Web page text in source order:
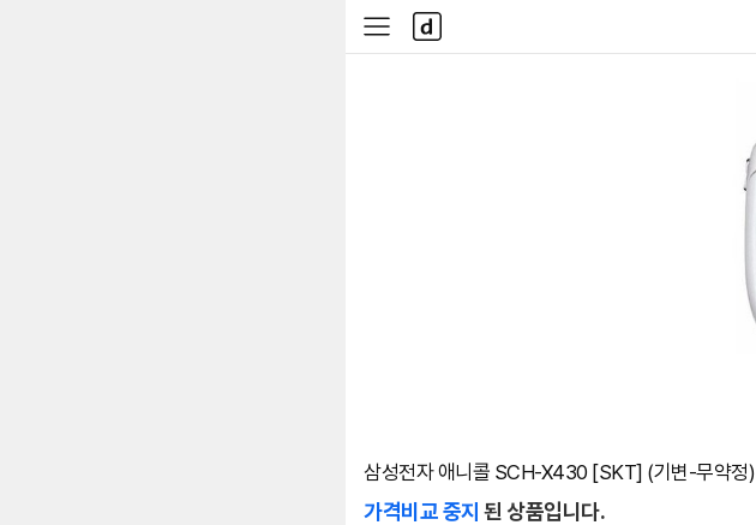
사
이
다
나
와
삼성전자 애니콜 SCH-X430 [SKT] (기변-무약정)
가격비교 중지 된 상품입니다.